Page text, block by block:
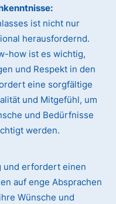
ist nicht nur
herausfordernd.
how ist es wichtig,
und Respekt in den
eine sorgfältige
und Mitgefühl, um
und Bedürfnisse
werden.
und erfordert einen
auf enge Absprachen
Wünsche und